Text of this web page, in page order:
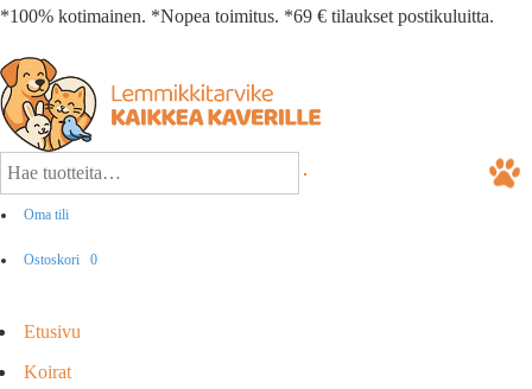
*100% kotimainen. *Nopea toimitus. *69 € tilaukset postikuluitta.
Oma tili
Ostoskori 0
Etusivu
Koirat